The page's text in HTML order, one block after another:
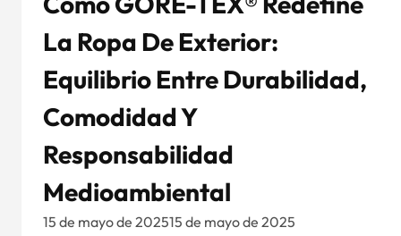
La Ropa De Exterior:
Equilibrio Entre Durabilidad,
Comodidad Y
Responsabilidad
Medioambiental
15 de mayo de 202515 de mayo de 2025